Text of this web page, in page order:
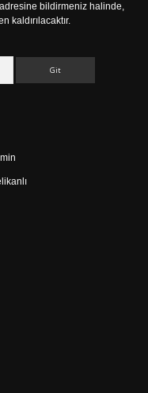
adresine bildirmeniz halinde,
kaldırılacaktır.